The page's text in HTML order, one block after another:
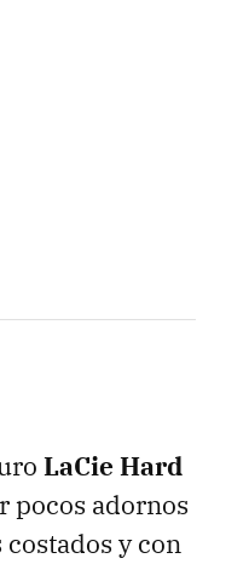
LaCie Hard
pocos adornos
y con